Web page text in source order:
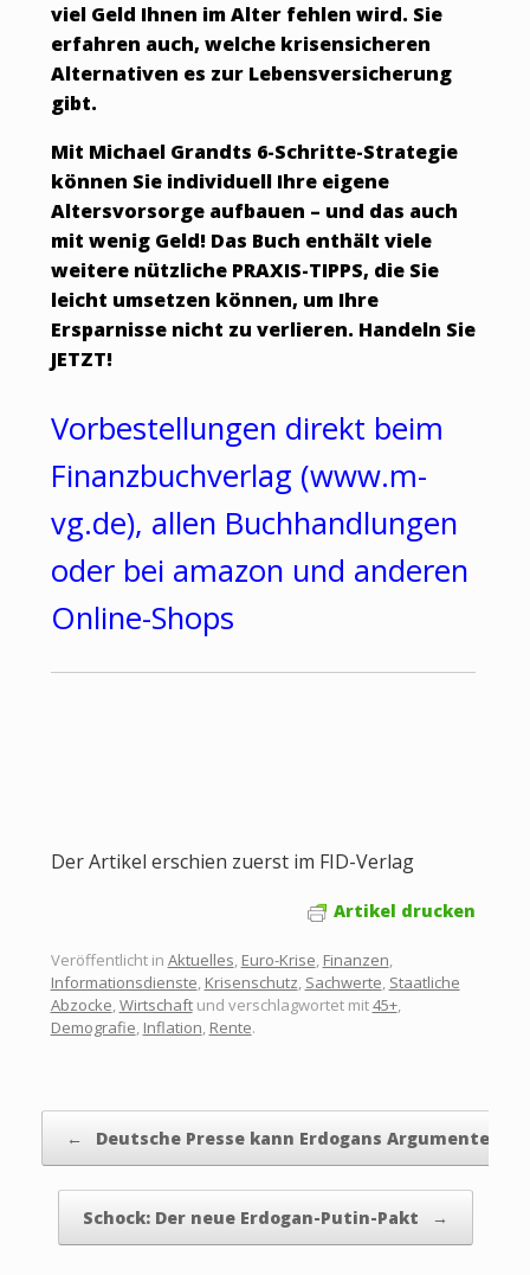
viel Geld Ihnen im Alter fehlen wird. Sie
erfahren auch, welche krisensicheren
Alternativen es zur Lebensversicherung
gibt.
Mit Michael Grandts 6-Schritte-Strategie
können Sie individuell Ihre eigene
Altersvorsorge aufbauen – und das auch
mit wenig Geld! Das Buch enthält viele
weitere nützliche PRAXIS-TIPPS, die Sie
leicht umsetzen können, um Ihre
Ersparnisse nicht zu verlieren. Handeln Sie
JETZT!
Vorbestellungen direkt beim
Finanzbuchverlag (www.m-
vg.de), allen Buchhandlungen
oder bei amazon und anderen
Online-Shops
Der Artikel erschien zuerst im FID-Verlag
Artikel drucken
Veröffentlicht in Aktuelles, Euro-Krise, Finanzen,
Informationsdienste, Krisenschutz, Sachwerte, Staatliche
Abzocke,Wirtschaftund verschlagwortet mit45+,
Demografie, Inflation, Rente.
← Deutsche Presse kann Erdogans Argumente…
Schock: Der neue Erdogan-Putin-Pakt →